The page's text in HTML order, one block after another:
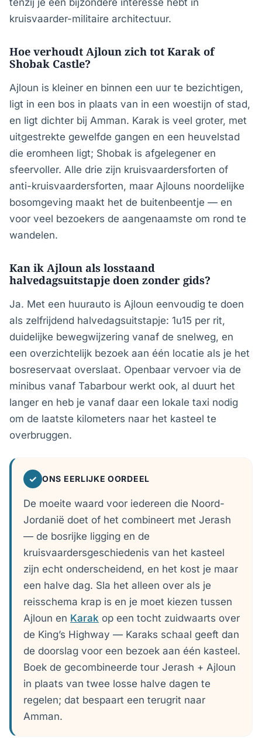
tenzij je een bijzondere interesse hebt in
kruisvaarder-militaire architectuur.
Hoe verhoudt Ajloun zich tot Karak of
Shobak Castle?
Ajloun is kleiner en binnen een uur te bezichtigen,
ligt in een bos in plaats van in een woestijn of stad,
en ligt dichter bij Amman. Karak is veel groter, met
uitgestrekte gewelfde gangen en een heuvelstad
die eromheen ligt; Shobak is afgelegener en
sfeervoller. Alle drie zijn kruisvaardersforten of
anti-kruisvaardersforten, maar Ajlouns noordelijke
bosomgeving maakt het de buitenbeentje — en
voor veel bezoekers de aangenaamste om rond te
wandelen.
Kan ik Ajloun als losstaand
halvedagsuitstapje doen zonder gids?
Ja. Met een huurauto is Ajloun eenvoudig te doen
als zelfrijdend halvedagsuitstapje: 1u15 per rit,
duidelijke bewegwijzering vanaf de snelweg, en
een overzichtelijk bezoek aan één locatie als je het
bosreservaat overslaat. Openbaar vervoer via de
minibus vanaf Tabarbour werkt ook, al duurt het
langer en heb je vanaf daar een lokale taxi nodig
om de laatste kilometers naar het kasteel te
overbruggen.
✓ ONS EERLIJKE OORDEEL
De moeite waard voor iedereen die Noord-
Jordanië doet of het combineert met Jerash
— de bosrijke ligging en de
kruisvaardersgeschiedenis van het kasteel
zijn echt onderscheidend, en het kost je maar
een halve dag. Sla het alleen over als je
reisschema krap is en je moet kiezen tussen
Ajloun en Karak op een tocht zuidwaarts over
de King’s Highway — Karaks schaal geeft dan
de doorslag voor een bezoek aan één kasteel.
Boek de gecombineerde tour Jerash + Ajloun
in plaats van twee losse halve dagen te
regelen; dat bespaart een terugrit naar
Amman.